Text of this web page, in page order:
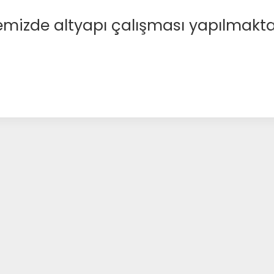
altyapı çalışması